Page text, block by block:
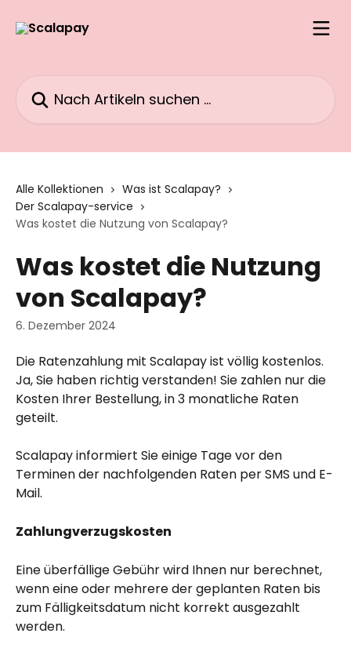
Alle Kollektionen
Was ist Scalapay?
Der Scalapay-service
Was kostet die Nutzung von Scalapay?
Was kostet die Nutzung
von Scalapay?
6. Dezember 2024
Die Ratenzahlung mit Scalapay ist völlig kostenlos.
Ja, Sie haben richtig verstanden! Sie zahlen nur die
Kosten Ihrer Bestellung, in 3 monatliche Raten
geteilt.
Scalapay informiert Sie einige Tage vor den
Terminen der nachfolgenden Raten per SMS und E-
Mail.
Zahlungverzugskosten
Eine überfällige Gebühr wird Ihnen nur berechnet,
wenn eine oder mehrere der geplanten Raten bis
zum Fälligkeitsdatum nicht korrekt ausgezahlt
werden.